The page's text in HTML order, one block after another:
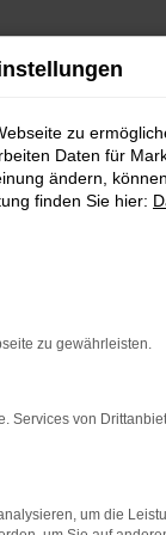
zu
Daten für
ändern,
finden Sie hier:
zu gewährleisten.
Services von
um die